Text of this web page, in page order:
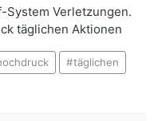
System Verletzungen.
täglichen Aktionen
täglichen